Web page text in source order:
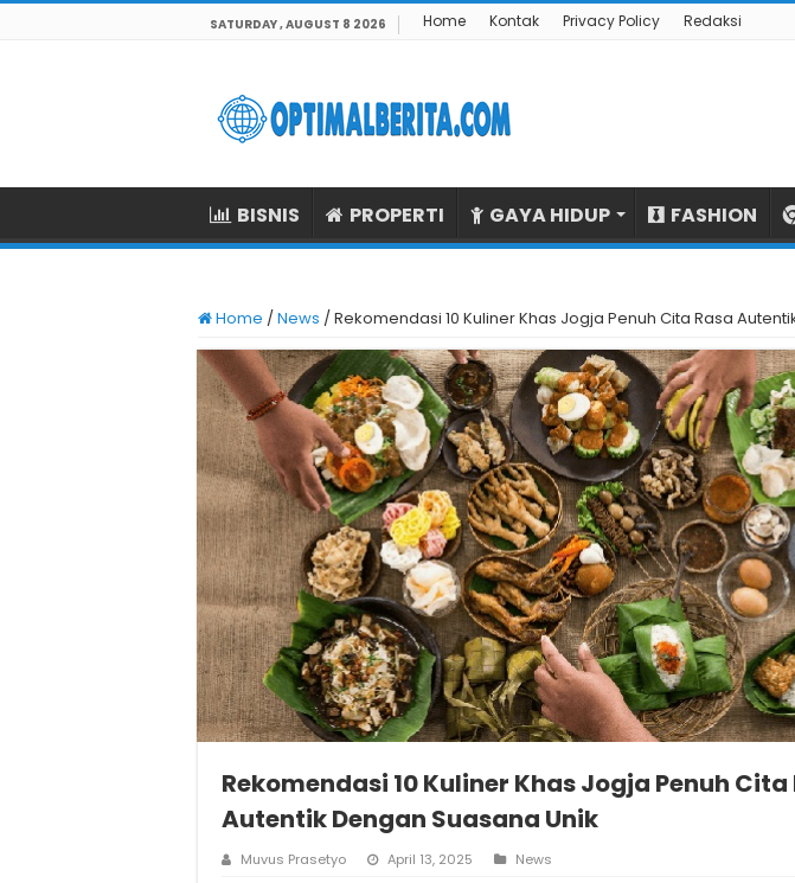
SATURDAY , AUGUST 8 2026 Home Kontak Privacy Policy Redaksi
BISNIS PROPERTI GAYA HIDUP FASHION
Home /News /Rekomendasi 10 Kuliner Khas Jogja Penuh Cita Rasa
Rekomendasi 10 Kuliner Khas Jogja Penuh Cita
Autentik Dengan Suasana Unik
Muvus Prasetyo April 13, 2025 News